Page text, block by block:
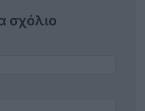
σχόλιο